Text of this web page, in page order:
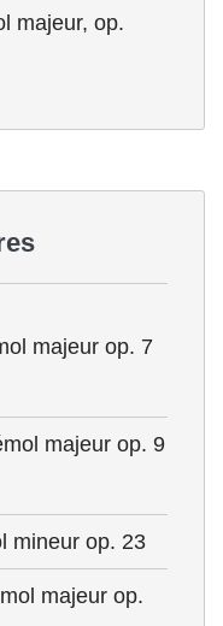
majeur, op.
majeur op. 7
majeur op. 9
mineur op. 23
majeur op.